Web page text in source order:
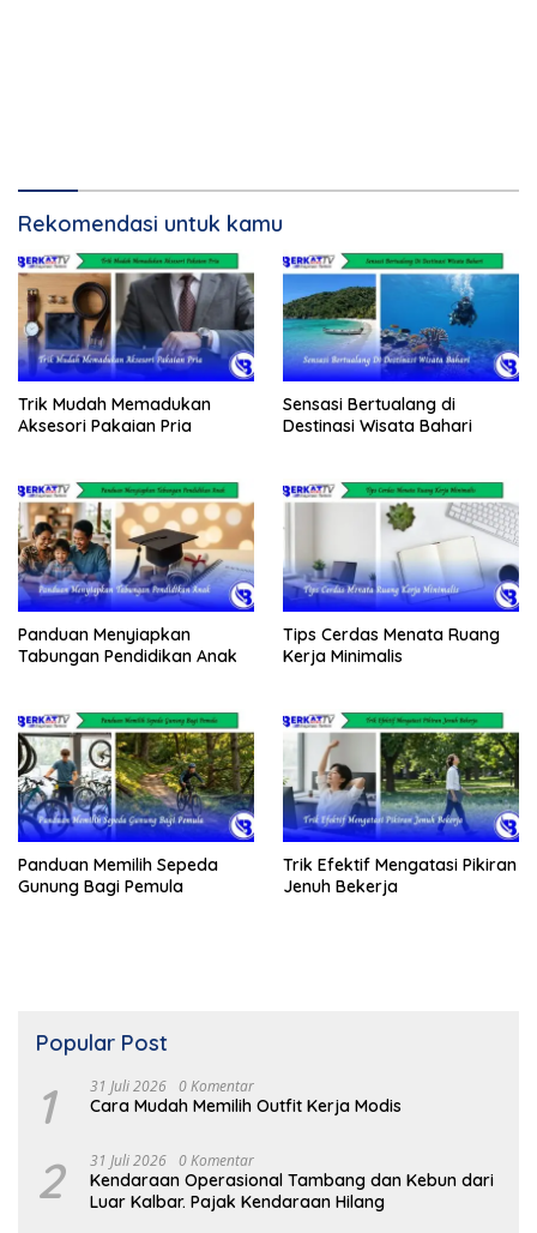
Rekomendasi untuk kamu
Trik Mudah Memadukan
Aksesori Pakaian Pria
Sensasi Bertualang di
Destinasi Wisata Bahari
Panduan Menyiapkan
Tabungan Pendidikan Anak
Tips Cerdas Menata Ruang
Kerja Minimalis
Panduan Memilih Sepeda
Gunung Bagi Pemula
Trik Efektif Mengatasi Pikiran
Jenuh Bekerja
Popular Post
1 31 Juli 2026 0 Komentar
Cara Mudah Memilih Outfit Kerja Modis
2 31 Juli 2026 0 Komentar
Kendaraan Operasional Tambang dan Kebun dari
Luar Kalbar. Pajak Kendaraan Hilang